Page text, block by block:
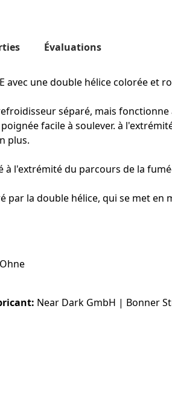
Évaluations
avec une double hélice colorée et
séparé, mais
facile à soulever. à
plus.
à l'extrémité du parcours de la
par la double hélice, qui se met
Near Dark GmbH | Bonner